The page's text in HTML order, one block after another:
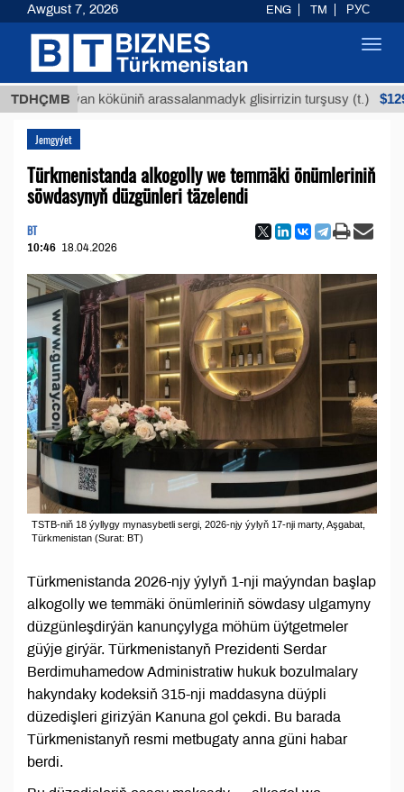
TDHÇMB
Buýan köküniň arassalanmadyk glisirrizin turşusy (t.) $12935,18
Jemgyýet
Türkmenistanda alkogolly we temmäki önümleriniň
söwdasynyň düzgünleri täzelendi
BT
10:46 18.04.2026
TSTB-niň 18 ýyllygy mynasybetli sergi, 2026-njy ýylyň 17-nji marty, Aşgabat,
Türkmenistan (Surat: BT)
Türkmenistanda 2026-njy ýylyň 1-nji maýyndan başlap
alkogolly we temmäki önümleriniň söwdasy ulgamyny
düzgünleşdirýän kanunçylyga möhüm üýtgetmeler
güýje girýär. Türkmenistanyň Prezidenti Serdar
Berdimuhamedow Administratiw hukuk bozulmalary
hakyndaky kodeksiň 315-nji maddasyna düýpli
düzedişleri girizýän Kanuna gol çekdi. Bu barada
Türkmenistanyň resmi metbugaty anna güni habar
berdi.
Awgust 7, 2026 ENG TM РУС